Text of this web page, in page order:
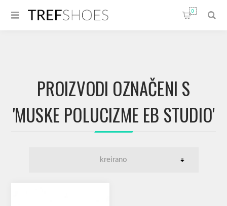
0
PROIZVODI OZNAČENI S
'MUSKE POLUCIZME EB STUDIO'